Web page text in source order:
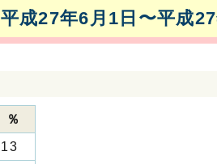
平成27年6月1日〜平成
％
13